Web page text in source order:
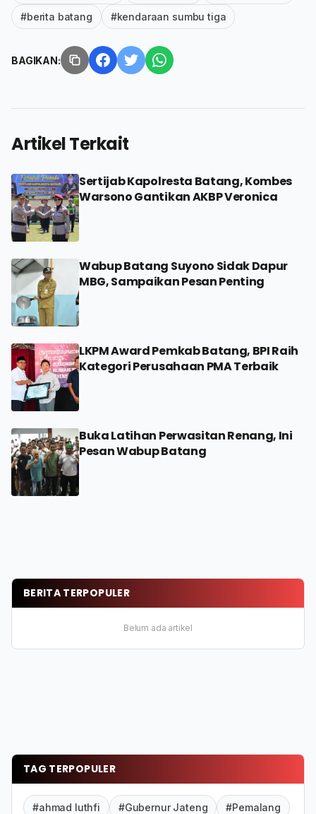
#berita batang #kendaraan sumbu tiga
BAGIKAN:
Artikel Terkait
Sertijab Kapolresta Batang, Kombes
Warsono Gantikan AKBP Veronica
Wabup Batang Suyono Sidak Dapur
MBG, Sampaikan Pesan Penting
LKPM Award Pemkab Batang, BPI Raih
Kategori Perusahaan PMA Terbaik
Buka Latihan Perwasitan Renang, Ini
Pesan Wabup Batang
BERITA TERPOPULER
Belum ada artikel
TAG TERPOPULER
#ahmad luthfi #Gubernur Jateng #Pemalang